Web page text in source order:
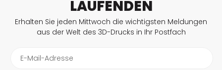
LAUFENDEN
Erhalten Sie jeden Mittwoch die wichtigsten Meldungen
aus der Welt des 3D-Drucks in Ihr Postfach
E-Mail-Adresse